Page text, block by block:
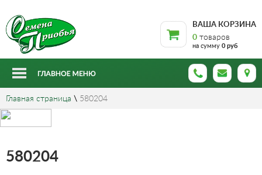
ВАША КОРЗИНА
0 товаров
на сумму 0 руб
Главная страница \ 580204
580204